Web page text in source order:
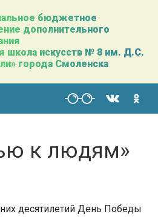
бюджетное
дополнительного
школа искусств № 8 им. Д.С.
города Смоленска
к людям»
десятилетий День Победы